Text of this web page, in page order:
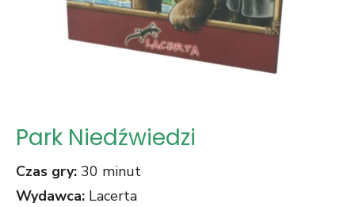
Park Niedźwiedzi
Czas gry: 30 minut
Wydawca: Lacerta